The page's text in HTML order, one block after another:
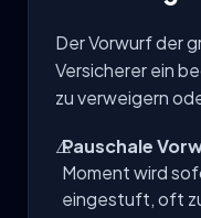
Der Vorwurf der
Versicherer ein
zu verweigern
⚠️Pauschale
Moment wird
eingestuft, oft